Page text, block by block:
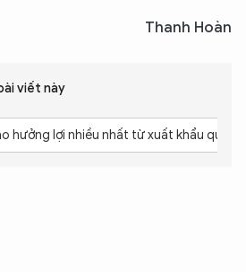
Thanh Hoàn
viết này
hưởng lợi nhiều nhất từ xuất khẩu qua